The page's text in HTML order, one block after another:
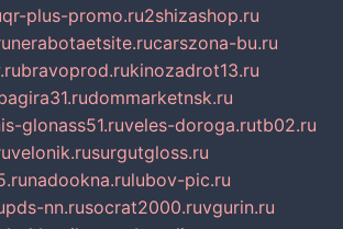
qr-plus-promo.ru2shizashop.ru
nerabotaetsite.rucarszona-bu.ru
bravoprod.rukinozadrot13.ru
dommarketnsk.ru
glonass51.ruveles-doroga.rutb02.ru
velonik.rusurgutgloss.ru
nadookna.rulubov-pic.ru
pds-nn.rusocrat2000.ruvgurin.ru